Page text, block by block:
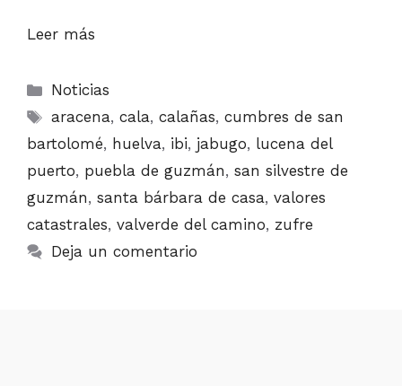
Leer más
Categorías
Noticias
Etiquetas
aracena,cala,calañas,cumbres de san
bartolomé, huelva, ibi, jabugo, lucena del
puerto, puebla de guzmán, san silvestre de
guzmán, santa bárbara de casa, valores
catastrales, valverde del camino, zufre
Deja un comentario